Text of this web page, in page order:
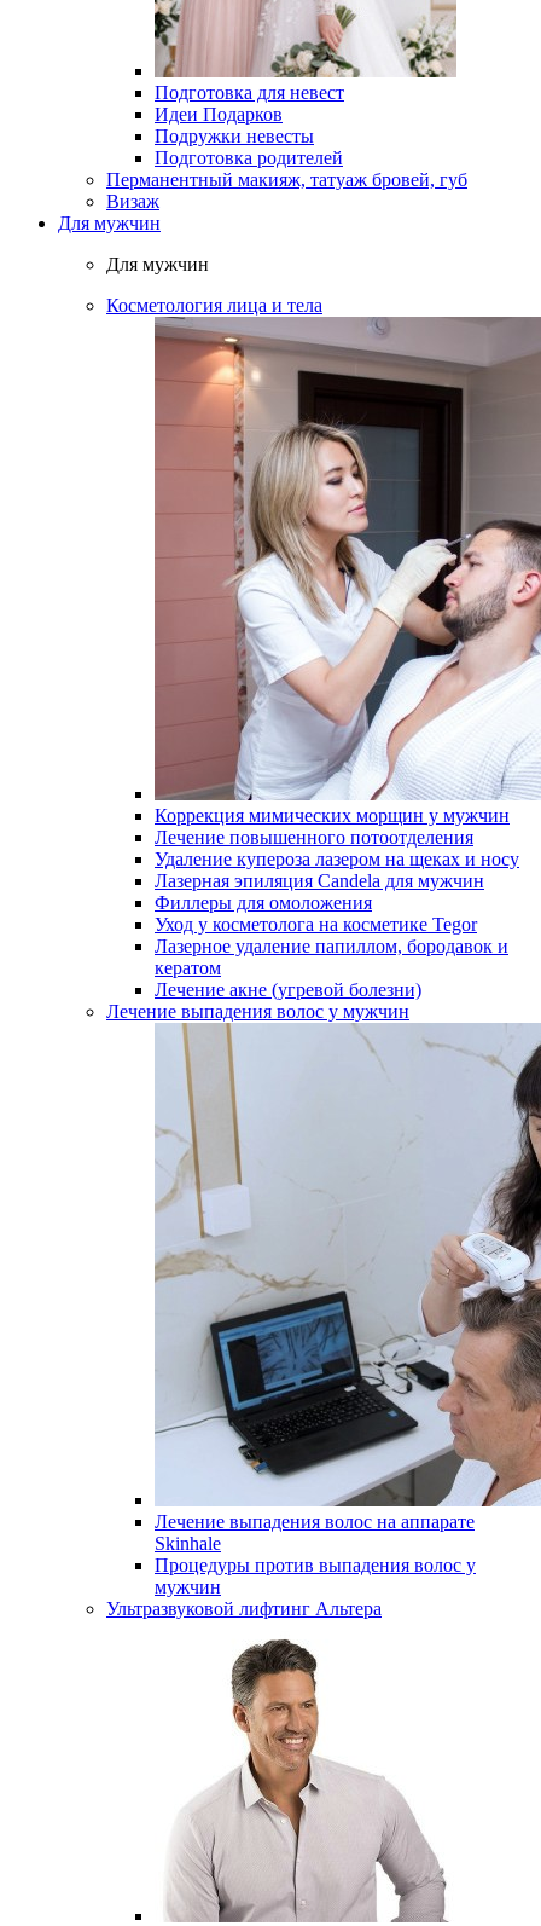
Подготовка для невест
Идеи Подарков
Подружки невесты
Подготовка родителей
Перманентный макияж, татуаж бровей, губ
Визаж
Для мужчин
Для мужчин
Косметология лица и тела
Коррекция мимических морщин у мужчин
Лечение повышенного потоотделения
Удаление купероза лазером на щеках и носу
Лазерная эпиляция Candela для мужчин
Филлеры для омоложения
Уход у косметолога на косметике Tegor
Лазерное удаление папиллом, бородавок и
кератом
Лечение акне (угревой болезни)
Лечение выпадения волос у мужчин
Лечение выпадения волос на аппарате
Skinhale
Процедуры против выпадения волос у
мужчин
Ультразвуковой лифтинг Альтера